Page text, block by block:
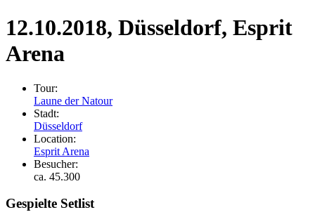
12.10.2018, Düsseldorf, Esprit
Arena
Tour:
Laune der Natour
Stadt:
Düsseldorf
Location:
Esprit Arena
Besucher:
ca. 45.300
Gespielte Setlist